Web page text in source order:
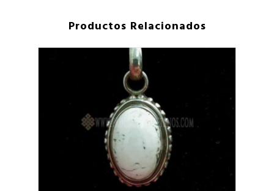
Productos Relacionados